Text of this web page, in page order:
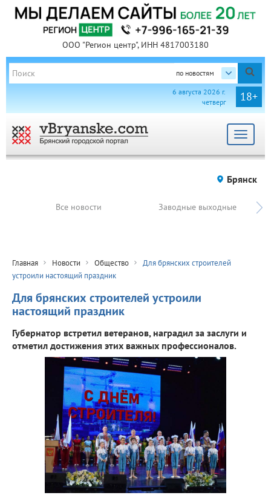
ООО "Регион центр", ИНН 4817003180
по новостям
18+
6 августа 2026 г.
четверг
Toggle
Брянск
Все новости Заводные выходные
Главная Новости Общество
Для брянских строителей
устроили настоящий праздник
Для брянских строителей устроили
настоящий праздник
Губернатор встретил ветеранов, наградил за заслуги и
отметил достижения этих важных профессионалов.